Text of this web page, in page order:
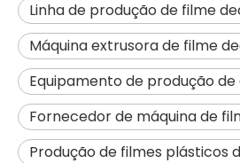
Linha de produção de filme
Máquina extrusora de filme
Equipamento de produção
Fornecedor de máquina de
Produção de filmes plásticos